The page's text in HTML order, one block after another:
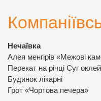
Нечаївка
Алея менгірів «Межові
Перекат на річці Суг оклей
Будинок лікарні
Грот «Чортова печера»